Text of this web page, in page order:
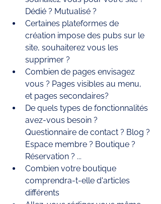
Dédié ? Mutualisé ?
Certaines plateformes de
création impose des pubs sur le
site, souhaiterez vous les
supprimer ?
Combien de pages envisagez
vous ? Pages visibles au menu,
et pages secondaires?
De quels types de fonctionnalités
avez-vous besoin ?
Questionnaire de contact ? Blog ?
Espace membre ? Boutique ?
Réservation ? ...
Combien votre boutique
comprendra-t-elle d'articles
différents